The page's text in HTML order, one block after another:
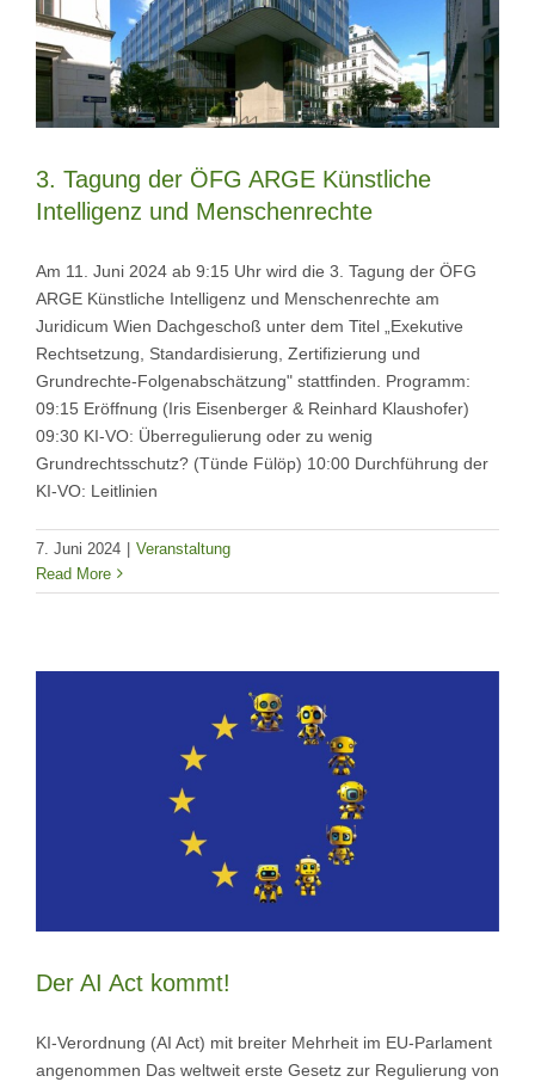
3. Tagung der ÖFG ARGE Künstliche
Intelligenz und Menschenrechte
Am 11. Juni 2024 ab 9:15 Uhr wird die 3. Tagung der ÖFG
ARGE Künstliche Intelligenz und Menschenrechte am
Juridicum Wien Dachgeschoß unter dem Titel „Exekutive
Rechtsetzung, Standardisierung, Zertifizierung und
Grundrechte-Folgenabschätzung" stattfinden. Programm:
09:15 Eröffnung (Iris Eisenberger & Reinhard Klaushofer)
09:30 KI-VO: Überregulierung oder zu wenig
Grundrechtsschutz? (Tünde Fülöp) 10:00 Durchführung der
KI-VO: Leitlinien
7. Juni 2024 | Veranstaltung
Read More
Der AI Act kommt!
KI-Verordnung (AI Act) mit breiter Mehrheit im EU-Parlament
angenommen Das weltweit erste Gesetz zur Regulierung von